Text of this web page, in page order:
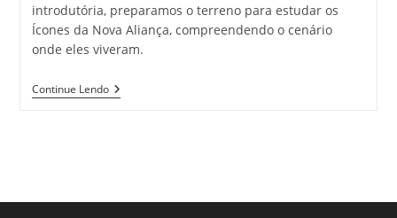
introdutória, preparamos o terreno para estudar os
Ícones da Nova Aliança, compreendendo o cenário
onde eles viveram.
Continue Lendo